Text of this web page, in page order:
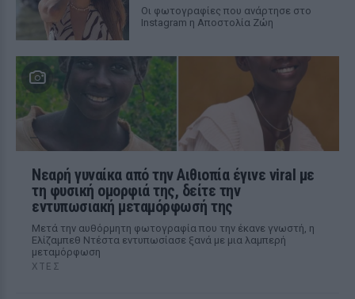
Οι φωτογραφίες που ανάρτησε στο
Instagram η Αποστολία Ζώη
Νεαρή γυναίκα από την Αιθιοπία έγινε viral με
τη φυσική ομορφιά της, δείτε την
εντυπωσιακή μεταμόρφωσή της
Μετά την αυθόρμητη φωτογραφία που την έκανε γνωστή, η
Ελίζαμπεθ Ντέστα εντυπωσίασε ξανά με μια λαμπερή
μεταμόρφωση
ΧΤΕΣ